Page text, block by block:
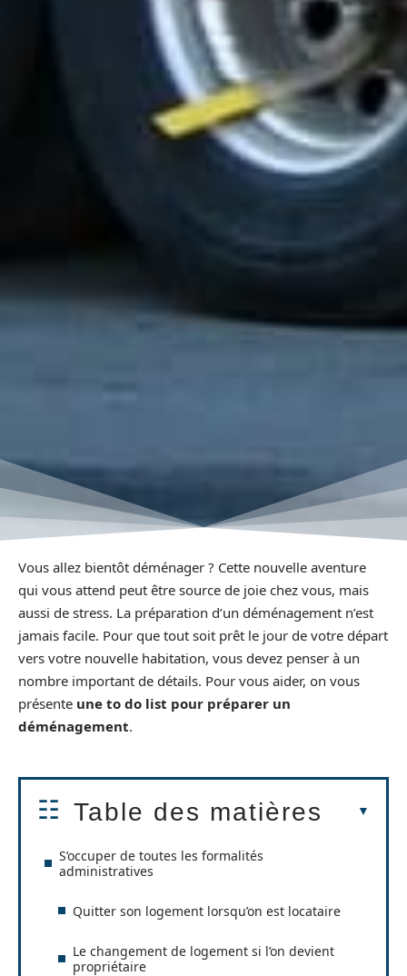
Vous allez bientôt déménager ? Cette nouvelle aventure
qui vous attend peut être source de joie chez vous, mais
aussi de stress. La préparation d’un déménagement n’est
jamais facile. Pour que tout soit prêt le jour de votre départ
vers votre nouvelle habitation, vous devez penser à un
nombre important de détails. Pour vous aider, on vous
présente une to do list pour préparer un
déménagement.
Table des matières
S’occuper de toutes les formalités
administratives
Quitter son logement lorsqu’on est locataire
Le changement de logement si l’on devient
propriétaire